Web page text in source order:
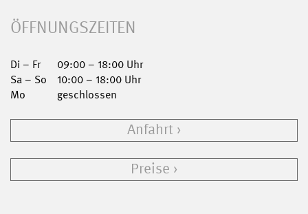
ÖFFNUNGSZEITEN
Di – Fr
09:00 – 18:00 Uhr
Sa – So
10:00 – 18:00 Uhr
Mo
geschlossen
Anfahrt
Preise